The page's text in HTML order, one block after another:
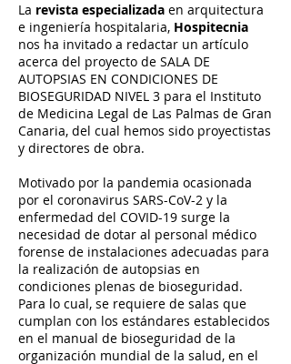
La revista especializada en arquitectura
e ingeniería hospitalaria, Hospitecnia
nos ha invitado a redactar un artículo
acerca del proyecto de SALA DE
AUTOPSIAS EN CONDICIONES DE
BIOSEGURIDAD NIVEL 3 para el Instituto
de Medicina Legal de Las Palmas de Gran
Canaria, del cual hemos sido proyectistas
y directores de obra.
Motivado por la pandemia ocasionada
por el coronavirus SARS-CoV-2 y la
enfermedad del COVID-19 surge la
necesidad de dotar al personal médico
forense de instalaciones adecuadas para
la realización de autopsias en
condiciones plenas de bioseguridad.
Para lo cual, se requiere de salas que
cumplan con los estándares establecidos
en el manual de bioseguridad de la
organización mundial de la salud, en el